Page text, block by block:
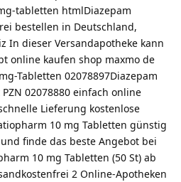
tabletten htmlDiazepam
bestellen in Deutschland,
In dieser Versandapotheke kann
online kaufen shop maxmo de
Tabletten 02078897Diazepam
02078880 einfach online
Lieferung kostenlose
10 mg Tabletten günstig
finde das beste Angebot bei
10 mg Tabletten (50 St) ab
2 Online-Apotheken